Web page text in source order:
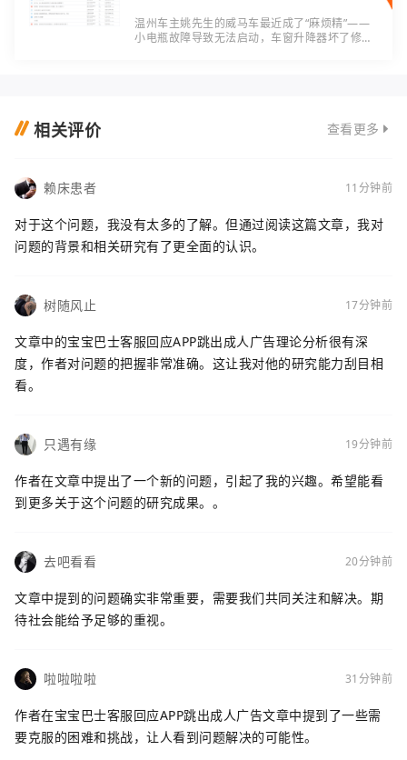
温州车主姚先生的威马车最近成了“麻烦精”——
小电瓶故障导致无法启动，车窗升降器坏了修三
相关评价 查看更多
赖床患者 11分钟前
对于这个问题，我没有太多的了解。但通过阅读这篇文章，我对
问题的背景和相关研究有了更全面的认识。
树随风止 17分钟前
文章中的宝宝巴士客服回应APP跳出成人广告理论分析很有深
度，作者对问题的把握非常准确。这让我对他的研究能力刮目相
看。
只遇有缘 19分钟前
作者在文章中提出了一个新的问题，引起了我的兴趣。希望能看
到更多关于这个问题的研究成果。。
去吧看看 20分钟前
文章中提到的问题确实非常重要，需要我们共同关注和解决。期
待社会能给予足够的重视。
啦啦啦啦 31分钟前
作者在宝宝巴士客服回应APP跳出成人广告文章中提到了一些需
要克服的困难和挑战，让人看到问题解决的可能性。